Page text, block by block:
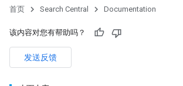
首页 Search Central Documentation
该内容对您有帮助吗？
发送反馈